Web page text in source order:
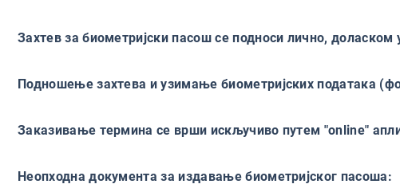
Захтев за биометријски пасош се подноси лично, доласком
Подношење захтева и узимање биометријских података
Заказивање термина се врши искључиво путем "online"
Неопходна документа за издавање биометријског пасоша: